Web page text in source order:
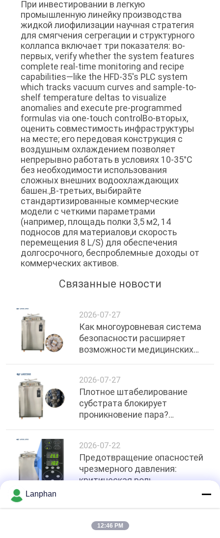
При инвестировании в легкую
промышленную линейку производства
жидкой лиофилизации научная стратегия
для смягчения сегрегации и структурного
коллапса включает три показателя: во-
первых, verify whether the system features
complete real-time monitoring and recipe
capabilities—like the HFD-35's PLC system
which tracks vacuum curves and sample-to-
shelf temperature deltas to visualize
anomalies and execute pre-programmed
formulas via one-touch controlВо-вторых,
оценить совместимость инфраструктуры
на месте; его передовая конструкция с
воздушным охлаждением позволяет
непрерывно работать в условиях 10-35°C
без необходимости использования
сложных внешних водоохлаждающих
башен.,В-третьих, выбирайте
стандартизированные коммерческие
модели с четкими параметрами
(например, площадь полки 3,5 м2, 14
подносов для материалов,и скорость
перемещения 8 L/S) для обеспечения
долгосрочного, беспроблемные доходы от
коммерческих активов.
Связанные новости
2026-07-27
Как многоуровневая система
безопасности расширяет
возможности медицинских
при перегреве в автоклавах
объемом 200 л
2026-07-27
Плотное штабелирование
субстрата блокирует
проникновение пара?
равномерности температуры
в вертикальных автоклавах
объемом 200 л
2026-07-22
Предотвращение опасностей
чрезмерного давления:
критическая роль
Топ
Lanphan
12:46 PM